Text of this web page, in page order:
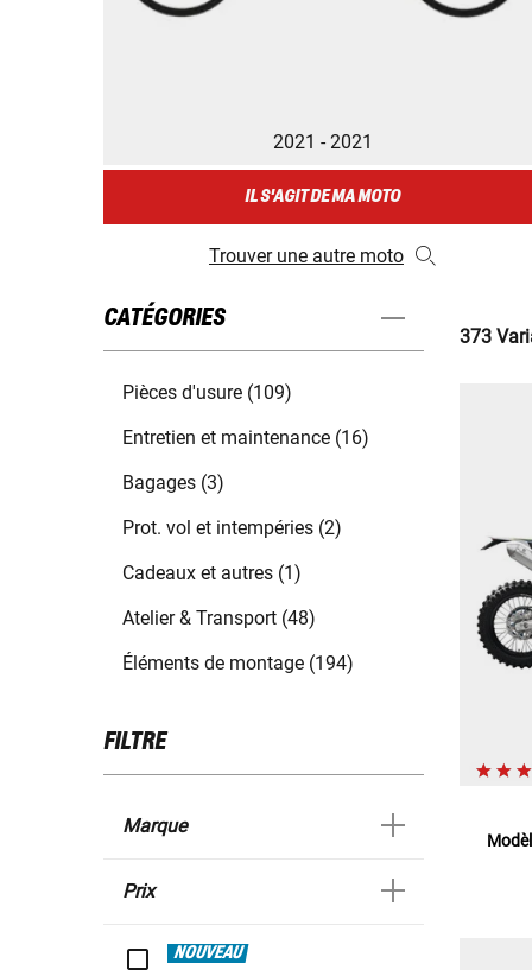
2021 - 2021
IL S'AGIT DE MA MOTO
Trouver une autre moto
CATÉGORIES
Pièces d'usure (109)
Entretien et maintenance (16)
Bagages (3)
Prot. vol et intempéries (2)
Cadeaux et autres (1)
Atelier & Transport (48)
Éléments de montage (194)
FILTRE
Marque
Prix
NOUVEAU
373